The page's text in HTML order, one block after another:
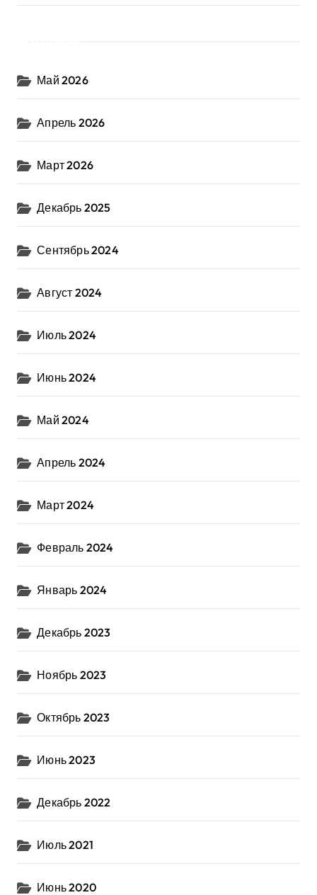
Май 2026
Апрель 2026
Март 2026
Декабрь 2025
Сентябрь 2024
Август 2024
Июль 2024
Июнь 2024
Май 2024
Апрель 2024
Март 2024
Февраль 2024
Январь 2024
Декабрь 2023
Ноябрь 2023
Октябрь 2023
Июнь 2023
Декабрь 2022
Июль 2021
Июнь 2020